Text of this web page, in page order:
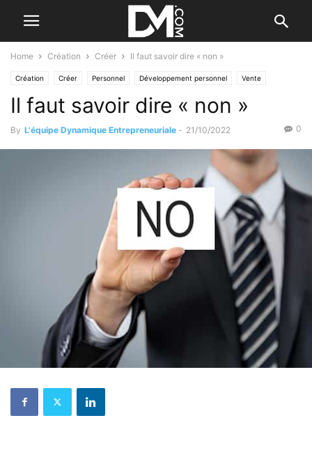
Home Création Créer Il faut savoir dire « non »
Création Créer Personnel Développement personnel Vente
Il faut savoir dire « non »
By L'équipe Dynamique Entrepreneuriale - 21/10/2022 0